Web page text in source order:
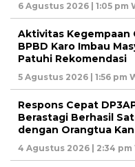
6 Agustus 2026 | 1:05 pm
Aktivitas Kegempaan
BPBD Karo Imbau
Patuhi Rekomendasi
5 Agustus 2026 | 1:56 pm
Respons Cepat
Berastagi Berhasil
dengan Orangtua
4 Agustus 2026 | 2:34 pm